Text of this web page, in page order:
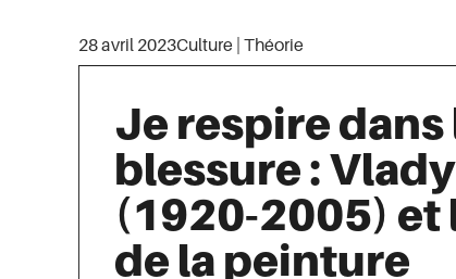
28 avril 2023Culture Théorie
Je respire dans
blessure :
(1920-2005) et
de la peinture